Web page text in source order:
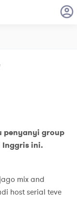
penyanyi group
Inggris ini.
mix and
host serial teve